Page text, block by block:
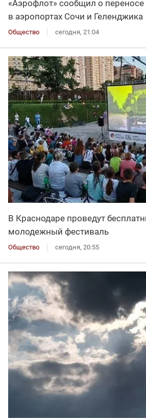
«Аэрофлот» сообщил о
в аэропортах Сочи и Геленджика
Общество сегодня, 21:04
В Краснодаре проведут
молодежный фестиваль
Общество сегодня, 20:55